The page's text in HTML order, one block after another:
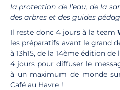
la protection de l’eau, de la
des arbres et des guides
Il reste donc 4 jours à la team
les préparatifs avant le grand
à 13h15, de la 14ème édition de
4 jours pour diffuser le
à un maximum de monde
Café au Havre !